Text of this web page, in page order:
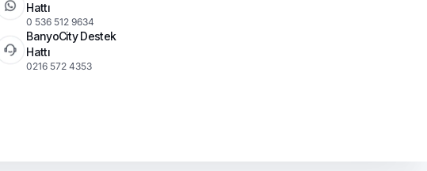
Hattı
0 536 512 9634
BanyoCity Destek
Hattı
0216 572 4353